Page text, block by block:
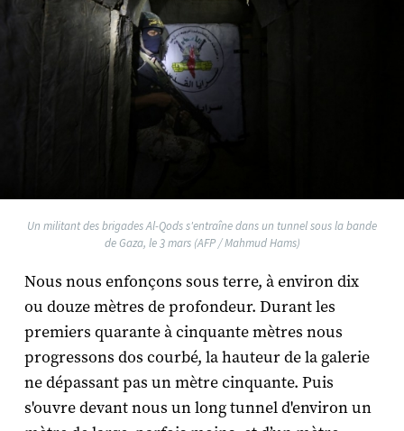
Un militant des brigades Al-Qods s'entraîne dans un tunnel sous la bande
de Gaza, le 3 mars (AFP / Mahmud Hams)
Nous nous enfonçons sous terre, à environ dix
ou douze mètres de profondeur. Durant les
premiers quarante à cinquante mètres nous
progressons dos courbé, la hauteur de la galerie
ne dépassant pas un mètre cinquante. Puis
s'ouvre devant nous un long tunnel d'environ un